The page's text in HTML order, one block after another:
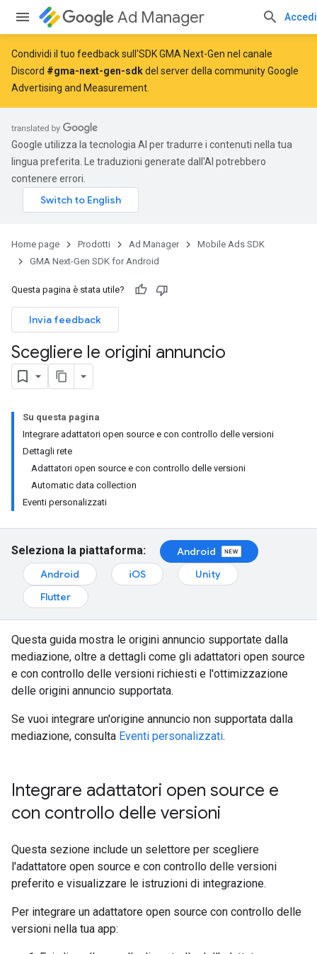
Ad Manager Accedi
Condividi il tuo feedback sull'SDK GMA Next-Gen nel canale
Discord #gma-next-gen-sdkdel server della community Google
Advertising and Measurement.
Google utilizza la tecnologia AI per tradurre i contenuti nella tua
lingua preferita. Le traduzioni generate dall'AI potrebbero
contenere errori.
Home page Prodotti Ad Manager
Mobile Ads SDK
GMA Next-Gen SDK for Android
Questa pagina è stata utile?
Invia feedback
Scegliere le origini annuncio
Su questa pagina
Integrare adattatori open source e con controllo delle versioni
Dettagli rete
Adattatori open source e con controllo delle versioni
Automatic data collection
Eventi personalizzati
Seleziona la piattaforma:
Android
Android
iOS
Unity
Flutter
Questa guida mostra le origini annuncio supportate dalla
mediazione, oltre a dettagli come gli adattatori open source
e con controllo delle versioni richiesti e l'ottimizzazione
delle origini annuncio supportata.
Se vuoi integrare un'origine annuncio non supportata dalla
mediazione, consulta Eventi personalizzati.
Integrare adattatori open source e
con controllo delle versioni
Questa sezione include un selettore per scegliere
l'adattatore open source e con controllo delle versioni
preferito e visualizzare le istruzioni di integrazione.
Per integrare un adattatore open source con controllo delle
versioni nella tua app: